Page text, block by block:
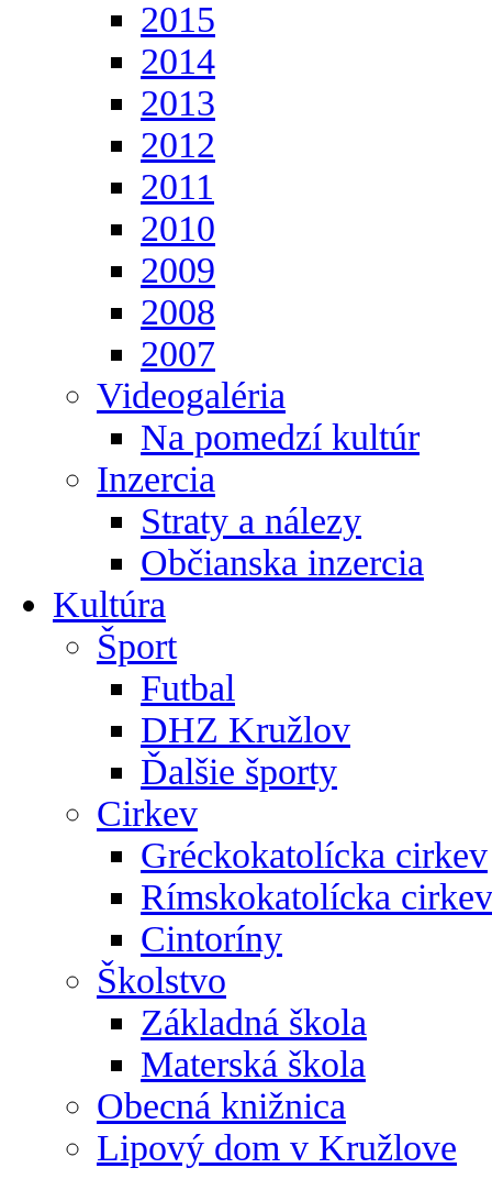
2015
2014
2013
2012
2011
2010
2009
2008
2007
Videogaléria
Na pomedzí kultúr
Inzercia
Straty a nálezy
Občianska inzercia
Kultúra
Šport
Futbal
DHZ Kružlov
Ďalšie športy
Cirkev
Gréckokatolícka cirkev
Rímskokatolícka cirkev
Cintoríny
Školstvo
Základná škola
Materská škola
Obecná knižnica
Lipový dom v Kružlove